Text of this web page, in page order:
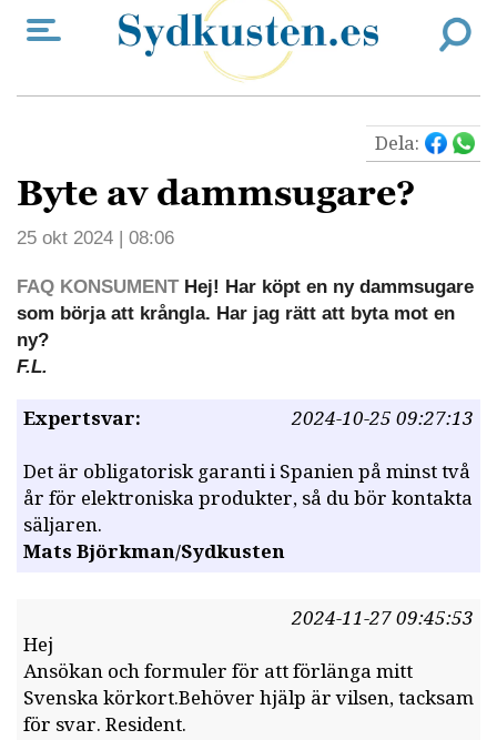
Dela:
Byte av dammsugare?
25 okt 2024 | 08:06
FAQ KONSUMENTHej! Har köpt en ny dammsugare
som börja att krångla. Har jag rätt att byta mot en
ny?
F.L.
Expertsvar:
2024-10-25 09:27:13
Det är obligatorisk garanti i Spanien på minst två
år för elektroniska produkter, så du bör kontakta
säljaren.
Mats Björkman/Sydkusten
2024-11-27 09:45:53
Hej
Ansökan och formuler för att förlänga mitt
Svenska körkort.Behöver hjälp är vilsen, tacksam
för svar. Resident.